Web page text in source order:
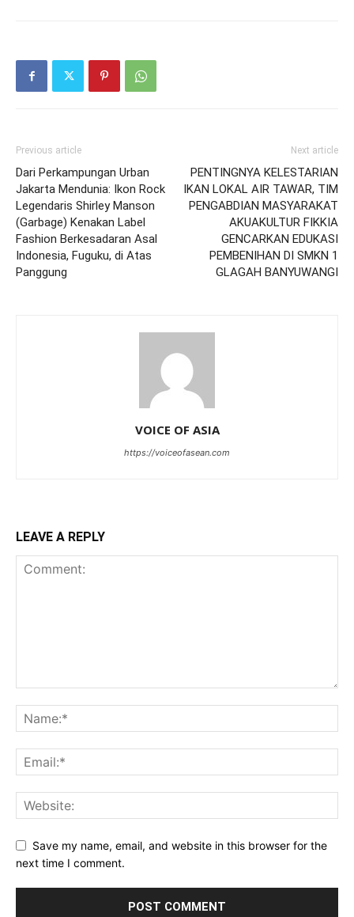
Previous article
Dari Perkampungan Urban
Jakarta Mendunia: Ikon Rock
Legendaris Shirley Manson
(Garbage) Kenakan Label
Fashion Berkesadaran Asal
Indonesia, Fuguku, di Atas
Panggung
Next article
PENTINGNYA KELESTARIAN
IKAN LOKAL AIR TAWAR, TIM
PENGABDIAN MASYARAKAT
AKUAKULTUR FIKKIA
GENCARKAN EDUKASI
PEMBENIHAN DI SMKN 1
GLAGAH BANYUWANGI
VOICE OF ASIA
https://voiceofasean.com
LEAVE A REPLY
Save my name, email, and website in this browser for the
next time I comment.